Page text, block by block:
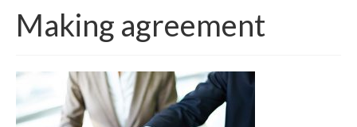
OFERTA
POLECAMY
KONTAKT
Making agreement